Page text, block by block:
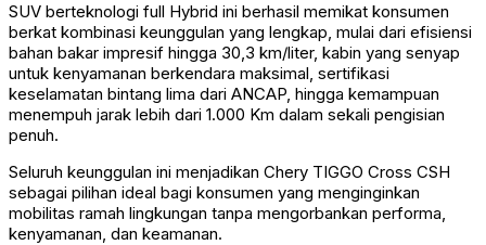
SUV berteknologi full Hybrid ini berhasil memikat konsumen
berkat kombinasi keunggulan yang lengkap, mulai dari efisiensi
bahan bakar impresif hingga 30,3 km/liter, kabin yang senyap
untuk kenyamanan berkendara maksimal, sertifikasi
keselamatan bintang lima dari ANCAP, hingga kemampuan
menempuh jarak lebih dari 1.000 Km dalam sekali pengisian
penuh.
Seluruh keunggulan ini menjadikan Chery TIGGO Cross CSH
sebagai pilihan ideal bagi konsumen yang menginginkan
mobilitas ramah lingkungan tanpa mengorbankan performa,
kenyamanan, dan keamanan.